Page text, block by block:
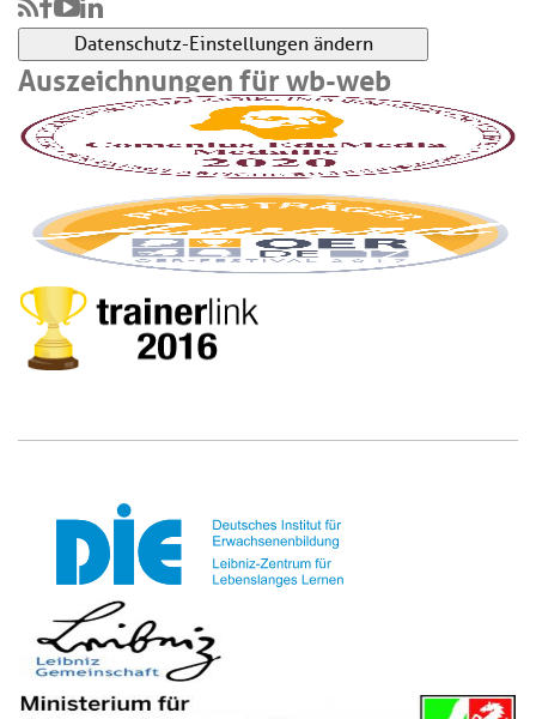
Datenschutz-Einstellungen ändern
Auszeichnungen für wb-web